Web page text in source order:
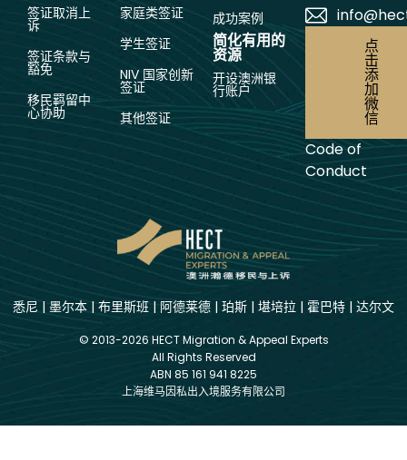
签证取消上
诉
签证条款与
豁免
移民羁留中
心协助
家庭类签证
学生签证
NIV 国家创新
签证
其他签证
成功案例
简化有用的
资源
开设澳洲银
行账户
点
击
添
加
微
信
Code of
Conduct
悉尼 | 墨尔本 | 布里斯班 | 阿德莱德 | 珀斯 | 堪培拉 | 霍巴特 | 达尔文
© 2013-2026 HECT Migration & Appeal Experts
All Rights Reserved
ABN 85 161 941 8225
上海维马因私出入境服务有限公司